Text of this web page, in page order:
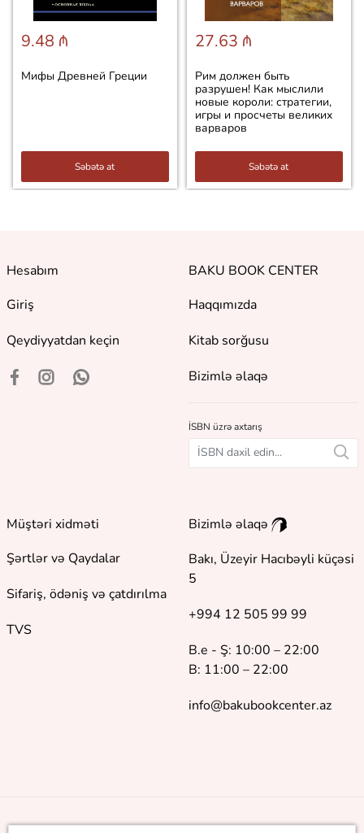
9.48 ₼
Мифы Древней Греции
Səbətə at
27.63 ₼
Рим должен быть
разрушен! Как мыслили
новые короли: стратегии,
игры и просчеты великих
варваров
Səbətə at
Hesabım
Giriş
Qeydiyyatdan keçin
BAKU BOOK CENTER
Haqqımızda
Kitab sorğusu
Bizimlə əlaqə
İSBN üzrə axtarış
Müştəri xidməti
Şərtlər və Qaydalar
Sifariş, ödəniş və çatdırılma
TVS
Bizimlə əlaqə
Bakı, Üzeyir Hacıbəyli küçəsi
5
+994 12 505 99 99
B.e - Ş: 10:00 – 22:00
B: 11:00 – 22:00
info@bakubookcenter.az